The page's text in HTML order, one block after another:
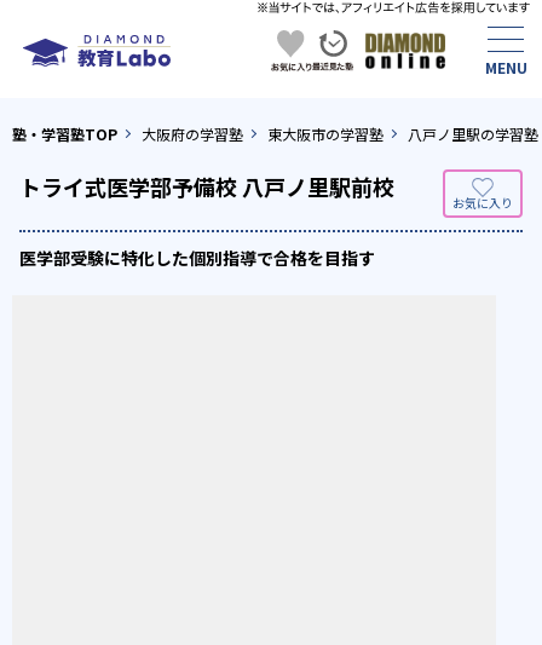
塾・学習塾TOP 大阪府の学習塾 東大阪市の学習塾 八戸ノ里駅の学習塾
トライ式医学部予備校 八戸ノ里駅前校
医学部受験に特化した個別指導で合格を目指す